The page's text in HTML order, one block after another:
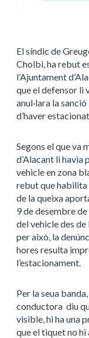
El síndic de
Cholbi, ha rebut
l’Ajuntament
que el defensor li
anul·lara la
d’haver
Segons el que va
d’Alacant li havia
vehicle en zona
rebut que habilita
de la queixa
9 de desembre
del vehicle des de
per això, la
hores resulta
l’estacionament.
Per la seua
conductora diu
visible, hi ha una
que el tiquet no